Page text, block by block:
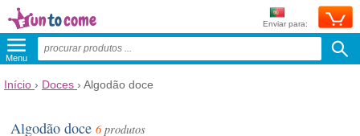
Enviar para:
Menu
Início › Doces › Algodão doce
Algodão doce6produtos